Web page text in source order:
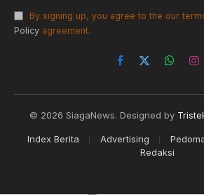
By signing up, you agree to the our
Policy agreement.
Facebook
X
© 2026 SiagaNews. Designed by
Index Berita Advertising
Redaksi